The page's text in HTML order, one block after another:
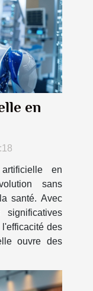
en
en
sans
santé. Avec
significatives
des
ouvre des